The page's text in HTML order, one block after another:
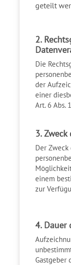
geteilt
2.
Die
der
einer
Art. 6 Abs.
3.
Der
einem
zur
4. Dauer
Gastgeber